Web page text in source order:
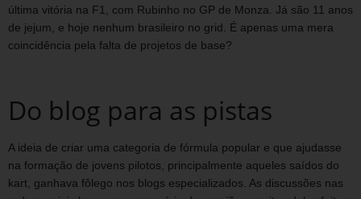
última vitória na F1, com Rubinho no GP de Monza. Já são 11 anos
de jejum, e hoje nenhum brasileiro no grid. É apenas uma mera
coincidência pela falta de projetos de base?
Do blog para as pistas
A ideia de criar uma categoria de fórmula popular e que ajudasse
na formação de jovens pilotos, principalmente aqueles saídos do
kart, ganhava fôlego nos blogs especializados. As discussões nas